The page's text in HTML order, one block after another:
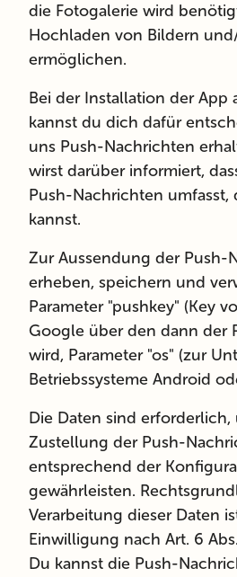
die Fotogalerie wird
Hochladen von Bildern
ermöglichen.
Bei der Installation der App
kannst du dich dafür
uns Push-Nachrichten
wirst darüber informiert,
Push-Nachrichten umfasst,
kannst.
Zur Aussendung der Push-
erheben, speichern und
Parameter "pushkey" (Key
Google über den dann der
wird, Parameter "os" (zur
Betriebssysteme Android
Die Daten sind
Zustellung der Push-
entsprechend der
gewährleisten.
Verarbeitung dieser Daten
Einwilligung nach Art. 6
Du kannst die Push-